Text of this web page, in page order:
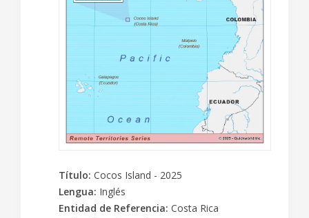
Título: Cocos Island - 2025
Lengua: Inglés
Entidad de Referencia: Costa Rica